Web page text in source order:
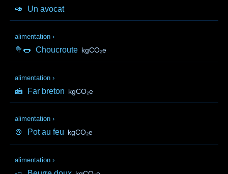
🥑 Un avocat
alimentation ›
🥦🌭 Choucroute kgCO₂e
alimentation ›
🍰 Far breton kgCO₂e
alimentation ›
🍲 Pot au feu kgCO₂e
alimentation ›